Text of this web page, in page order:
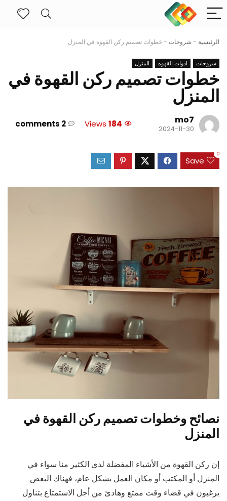
الرئيسية - شروحات -خطوات تصميم ركن القهوة في المنزل
شروحات ادوات القهوه المنزل
خطوات تصميم ركن القهوة في
المنزل
mo7
2024-11-30
184
2 comments
Save
0
نصائح وخطوات تصميم ركن القهوة في
المنزل
إن ركن القهوة من الأشياء المفضلة لدى الكثير منا سواء في
المنزل أو المكتب أو مكان العمل بشكل عام، فهناك البعض
يرغبون في قضاء وقت ممتع وهادئ من أجل الاستمتاع بتناول